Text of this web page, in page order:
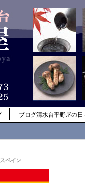
ブログ清水台平野屋の日
スペイン